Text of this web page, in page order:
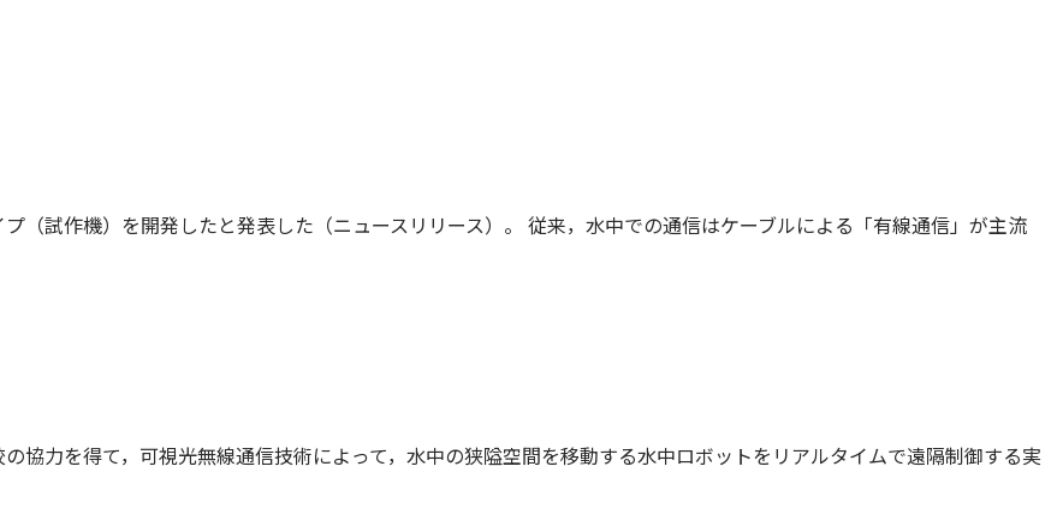
（試作機）を開発したと発表した（ニュースリリース）。 従来，水中での通信はケーブルによる「有線通信」が主流
協力を得て，可視光無線通信技術によって，水中の狭隘空間を移動する水中ロボットをリアルタイムで遠隔制御する実